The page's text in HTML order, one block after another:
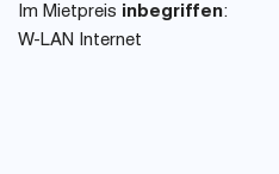
Im Mietpreis inbegriffen:
W-LAN Internet